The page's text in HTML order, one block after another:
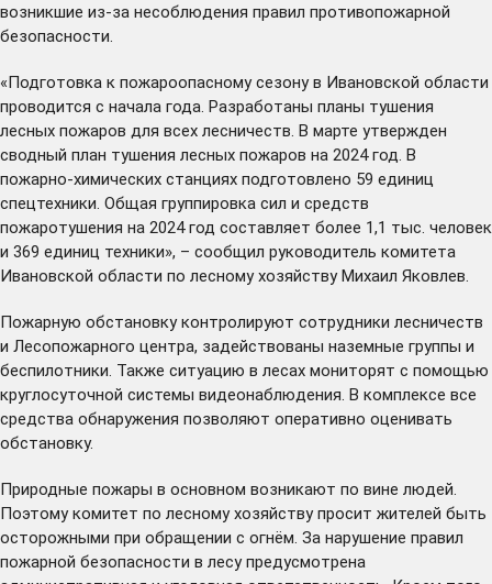
возникшие из-за несоблюдения правил противопожарной
безопасности.
«Подготовка к пожароопасному сезону в Ивановской области
проводится с начала года. Разработаны планы тушения
лесных пожаров для всех лесничеств. В марте утвержден
сводный план тушения лесных пожаров на 2024 год. В
пожарно-химических станциях подготовлено 59 единиц
спецтехники. Общая группировка сил и средств
пожаротушения на 2024 год составляет более 1,1 тыс. человек
и 369 единиц техники», – сообщил руководитель комитета
Ивановской области по лесному хозяйству Михаил Яковлев.
Пожарную обстановку контролируют сотрудники лесничеств
и Лесопожарного центра, задействованы наземные группы и
беспилотники. Также ситуацию в лесах мониторят с помощью
круглосуточной системы видеонаблюдения. В комплексе все
средства обнаружения позволяют оперативно оценивать
обстановку.
Природные пожары в основном возникают по вине людей.
Поэтому комитет по лесному хозяйству просит жителей быть
осторожными при обращении с огнём. За нарушение правил
пожарной безопасности в лесу предусмотрена